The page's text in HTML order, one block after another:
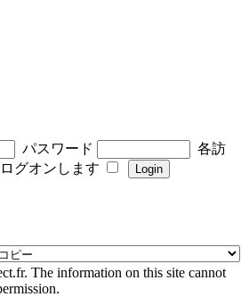
パスワード
各訪
グオンします
The information on this site cannot